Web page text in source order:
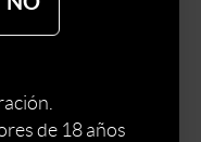
de 18 años